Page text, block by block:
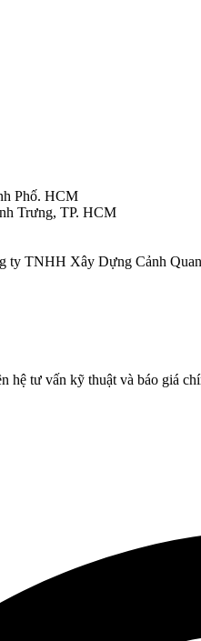
Phố. HCM
Trưng, TP. HCM
ty TNHH Xây Dựng Cảnh
hệ tư vấn kỹ thuật và báo giá